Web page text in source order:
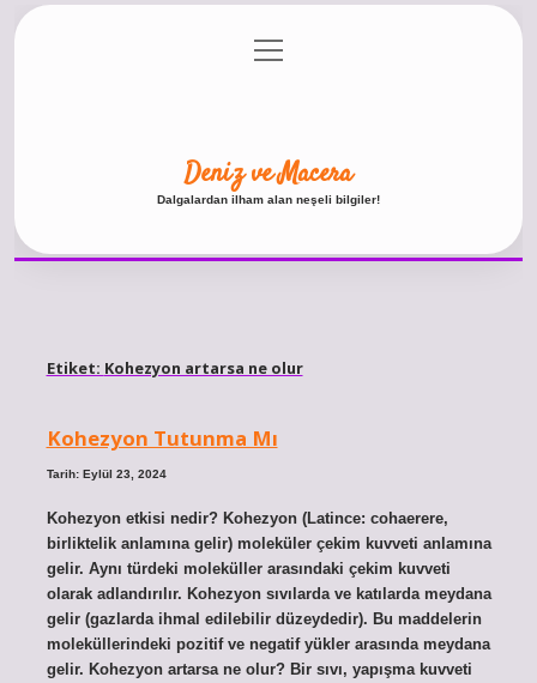
Gizlilik Politikası
menüyü
aç
Deniz ve Macera
Dalgalardan ilham alan neşeli bilgiler!
Etiket: Kohezyon artarsa ne olur
Kohezyon Tutunma Mı
Tarih: Eylül 23, 2024
Kohezyon etkisi nedir? Kohezyon (Latince: cohaerere,
birliktelik anlamına gelir) moleküler çekim kuvveti anlamına
gelir. Aynı türdeki moleküller arasındaki çekim kuvveti
olarak adlandırılır. Kohezyon sıvılarda ve katılarda meydana
gelir (gazlarda ihmal edilebilir düzeydedir). Bu maddelerin
moleküllerindeki pozitif ve negatif yükler arasında meydana
gelir. Kohezyon artarsa ne olur? Bir sıvı, yapışma kuvveti